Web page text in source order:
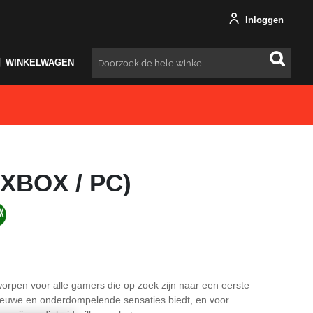
Inloggen
WINKELWAGEN Zoeken
/ PC)
voor alle gamers die op zoek zijn naar een eerste
en onderdompelende sensaties biedt, en voor